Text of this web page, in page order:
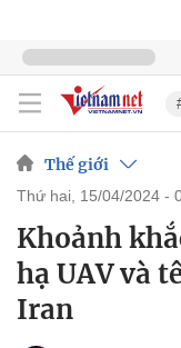
Thế giới
thứ hai, 15/04/2024 -
Khoảnh
hạ UAV và
Iran